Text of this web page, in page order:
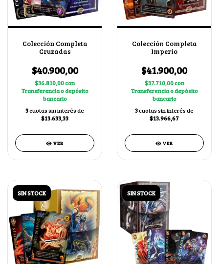
Colección Completa
Cruzadas
$40.900,00
$36.810,00con
Transferencia o depósito
bancario
3cuotas sin interés de
$13.633,33
VER
Colección Completa
Imperio
$41.900,00
$37.710,00con
Transferencia o depósito
bancario
3cuotas sin interés de
$13.966,67
VER
SIN STOCK SIN STOCK